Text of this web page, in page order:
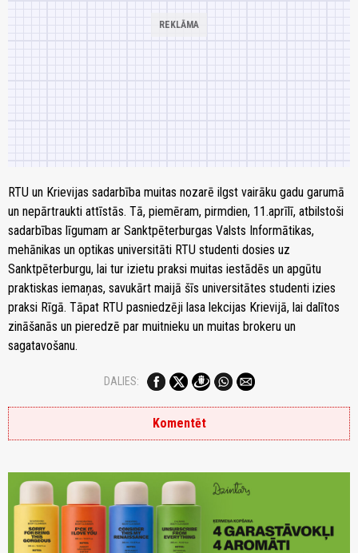
RTU un Krievijas sadarbība muitas nozarē ilgst vairāku gadu garumā
un nepārtraukti attīstās. Tā, piemēram, pirmdien, 11.aprīlī, atbilstoši
sadarbības līgumam ar Sanktpēterburgas Valsts Informātikas,
mehānikas un optikas universitāti RTU studenti dosies uz
Sanktpēterburgu, lai tur izietu praksi muitas iestādēs un apgūtu
praktiskas iemaņas, savukārt maijā šīs universitātes studenti izies
praksi Rīgā. Tāpat RTU pasniedzēji lasa lekcijas Krievijā, lai dalītos
zināšanās un pieredzē par muitnieku un muitas brokeru un
sagatavošanu.
DALIES:
Komentēt